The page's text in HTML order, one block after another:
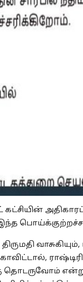
இந்த
தொடருவோம்